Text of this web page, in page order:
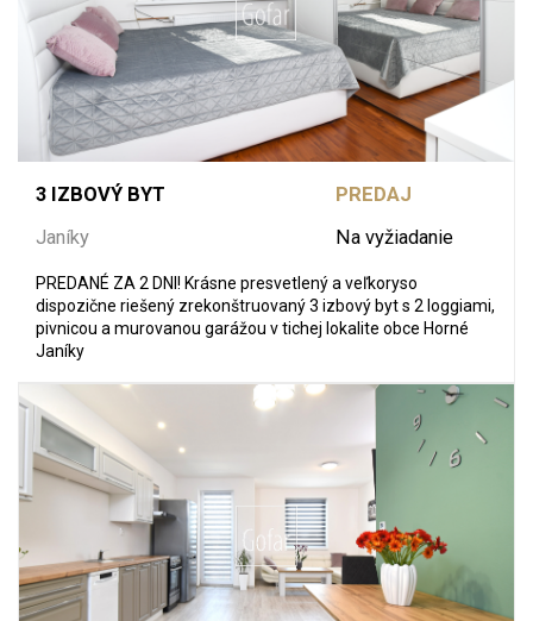
3 IZBOVÝ BYT
Janíky
PREDAJ
Na vyžiadanie
PREDANÉ ZA 2 DNI! Krásne presvetlený a veľkoryso
dispozične riešený zrekonštruovaný 3 izbový byt s 2 loggiami,
pivnicou a murovanou garážou v tichej lokalite obce Horné
Janíky